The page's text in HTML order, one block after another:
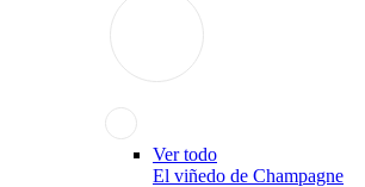
Ver todo
El viñedo de Champagne